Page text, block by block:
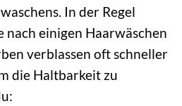
In der Regel
nach einigen Haarwäschen
verblassen oft schneller
die Haltbarkeit zu